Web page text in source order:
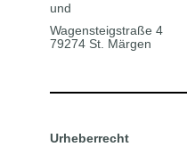
und
Wagensteigstraße 4
79274 St. Märgen
Urheberrecht